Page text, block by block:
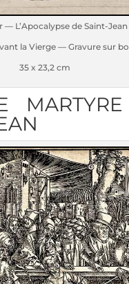
L’A­po­ca­lypse de Saint-Jean
la Vierge — Gra­vure sur
35 x 23,2 cm